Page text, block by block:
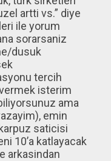
artti vs.” diye
ile yorum
sorarsaniz
dusuk
tercih
isterim
ama
emin
saticisi
10’a katlayacak
arkasindan